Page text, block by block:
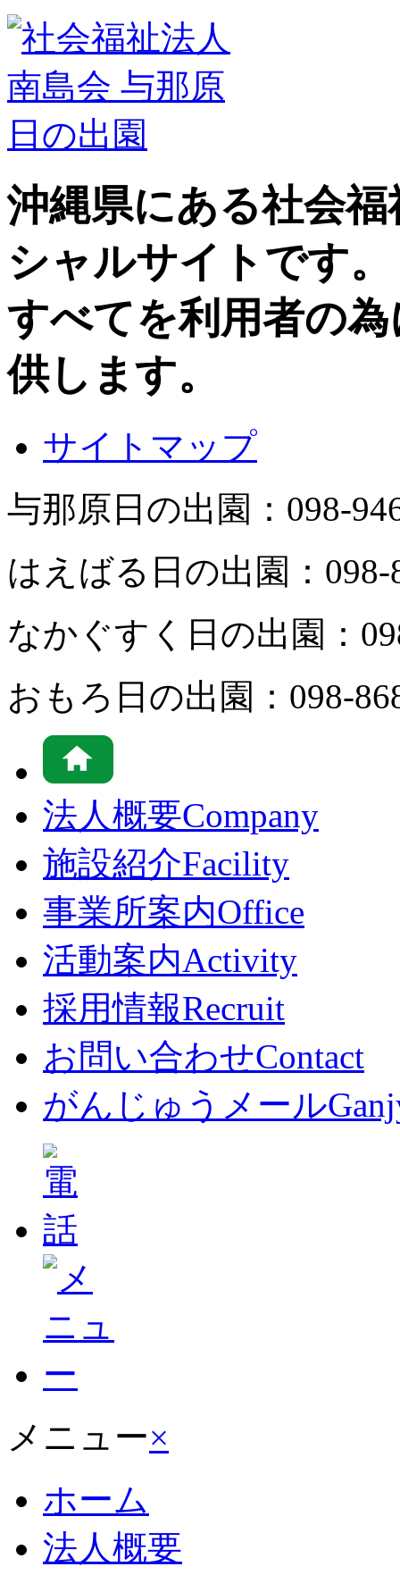
沖縄県にある社会
シャルサイトです。
すべてを利用者の
供します。
サイトマップ
与那原日の出園： 098-
はえばる日の出園： 098-
なかぐすく日の出園：
おもろ日の出園： 098-
法人概要Company
施設紹介Facility
事業所案内Office
活動案内Activity
採用情報Recruit
お問い合わせContact
がんじゅうメール
メニュー×
ホーム
法人概要